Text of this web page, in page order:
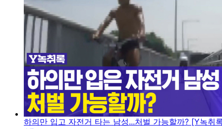
하의만 입고 자전거 타는 남성...처벌 가능할까? [Y녹취